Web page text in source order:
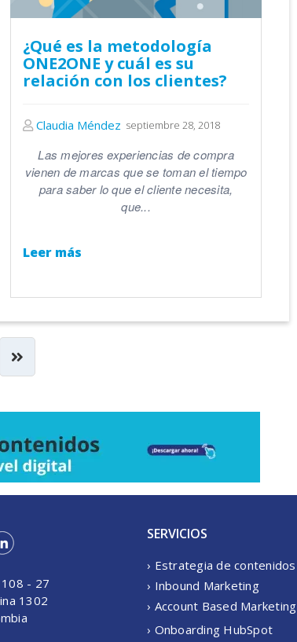
¿Qué es la metodología
ONE2ONE y cuál es su
relación con los clientes?
Claudia Méndez septiembre 28, 2018
Las mejores experiencias de compra
vienen de marcas que se toman el tiempo
para saber lo que el cliente necesita,
que...
Leer más
- 27
1302
SERVICIOS
› Estrategia de contenidos
› Inbound Marketing
› Account Based Marketing
› Onboarding HubSpot